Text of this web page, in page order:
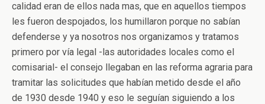
calidad eran de ellos nada mas, que en aquellos tiempos
les fueron despojados, los humillaron porque no sabían
defenderse y ya nosotros nos organizamos y tratamos
primero por vía legal -las autoridades locales como el
comisarial- el consejo llegaban en las reforma agraria para
tramitar las solicitudes que habían metido desde el año
de 1930 desde 1940 y eso le seguían siguiendo a los